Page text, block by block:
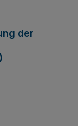
der